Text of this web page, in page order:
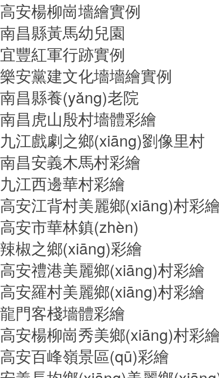
高安楊柳崗墻繪實例
南昌縣黃馬幼兒園
宜豐紅軍行跡實例
樂安黨建文化墻墻繪實例
南昌縣養(yǎng)老院
南昌虎山殷村墻體彩繪
九江戲劇之鄉(xiāng)劉像里村
南昌安義木馬村彩繪
九江西邊華村彩繪
高安江背村美麗鄉(xiāng)村彩
高安市華林鎮(zhèn)
辣椒之鄉(xiāng)彩繪
高安禮港美麗鄉(xiāng)村彩繪
高安羅村美麗鄉(xiāng)村彩繪
龍門客棧墻體彩繪
高安楊柳崗秀美鄉(xiāng)村彩
高安百峰嶺景區(qū)彩繪